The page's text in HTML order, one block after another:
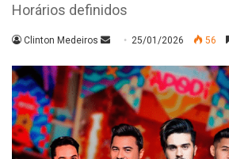
Horários definidos
Clinton Medeiros
Mande
e-
mail
25/01/2026 56